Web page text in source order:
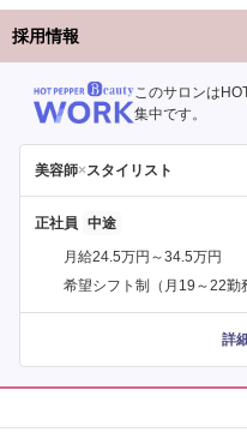
採用情報
このサロンは
集中です。
美容師×スタイリスト
正社員
月給24.5万円～34.5万円
希望シフト制（月19～22勤
詳